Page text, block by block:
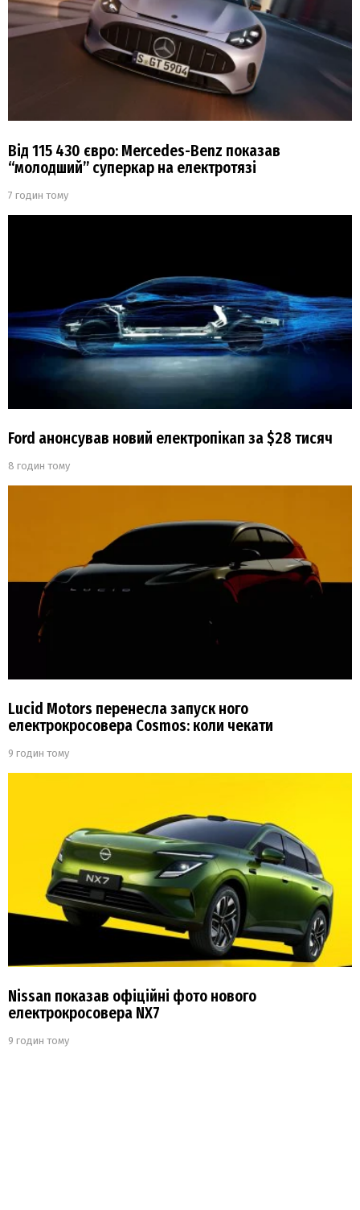
Від 115 430 євро: Mercedes-Benz показав
“молодший” суперкар на електротязі
7 годин тому
Ford анонсував новий електропікап за $28 тисяч
8 годин тому
Lucid Motors перенесла запуск ного
електрокросовера Cosmos: коли чекати
9 годин тому
Nissan показав офіційні фото нового
електрокросовера NX7
9 годин тому